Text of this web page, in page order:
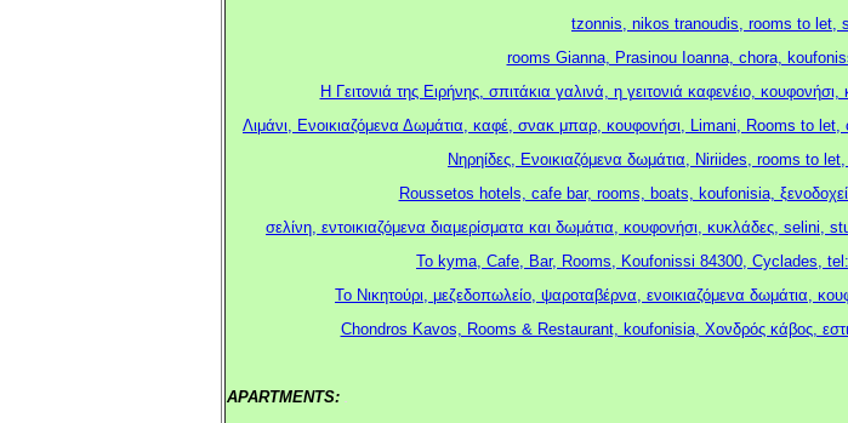
tzonnis, nikos tranoudis, rooms to let,
rooms Gianna, Prasinou Ioanna, chora,
Η Γειτονιά της Ειρήνης, σπιτάκια γαλινά, η γειτονιά καφενέιο,
Λιμάνι, Ενοικιαζόμενα Δωμάτια, καφέ, σνακ μπαρ, κουφονήσι, Limani, Rooms to
Νηρηίδες, Ενοικιαζόμενα δωμάτια, Niriides, rooms to
Roussetos hotels, cafe bar, rooms, boats, koufonisia,
σελίνη, εντοικιαζόμενα διαμερίσματα και δωμάτια, κουφονήσι, κυκλάδες,
To kyma, Cafe, Bar, Rooms, Koufonissi 84300, Cyclades,
Το Νικητούρι, μεζεδοπωλείο, ψαροταβέρνα, ενοικιαζόμενα δωμάτια,
Chondros Kavos, Rooms & Restaurant, koufonisia, Χονδρός κάβος,
APARTMENTS: